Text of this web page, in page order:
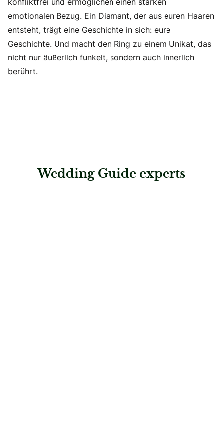
emotionalen Bezug. Ein Diamant, der aus euren Haaren
entsteht, trägt eine Geschichte in sich: eure
Geschichte. Und macht den Ring zu einem Unikat, das
nicht nur äußerlich funkelt, sondern auch innerlich
berührt.
Wedding Guide experts